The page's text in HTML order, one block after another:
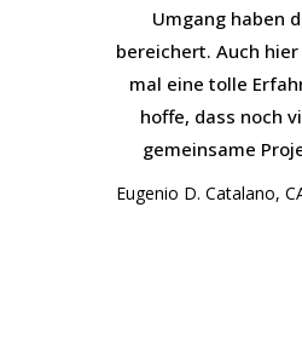
Umgang haben
bereichert. Auch
mal eine tolle
hoffe, dass noch
gemeinsame
Eugenio D. Catalano,